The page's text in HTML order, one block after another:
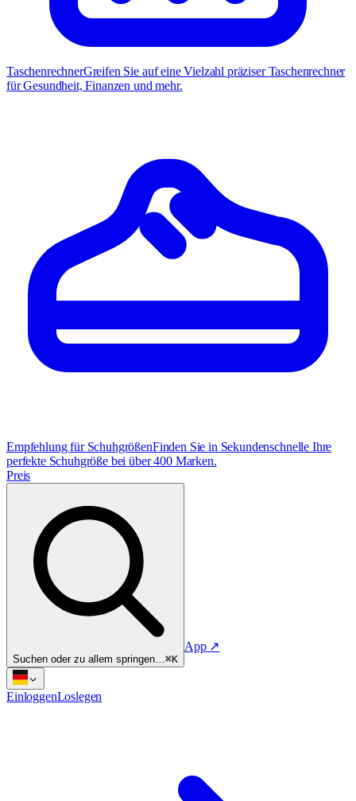
TaschenrechnerGreifen Sie auf eine Vielzahl präziser Taschenrechner
für Gesundheit, Finanzen und mehr.
Empfehlung für SchuhgrößenFinden Sie in Sekundenschnelle Ihre
perfekte Schuhgröße bei über 400 Marken.
Preis
Suchen oder zu allem springen…⌘K
App ↗
EinloggenLoslegen